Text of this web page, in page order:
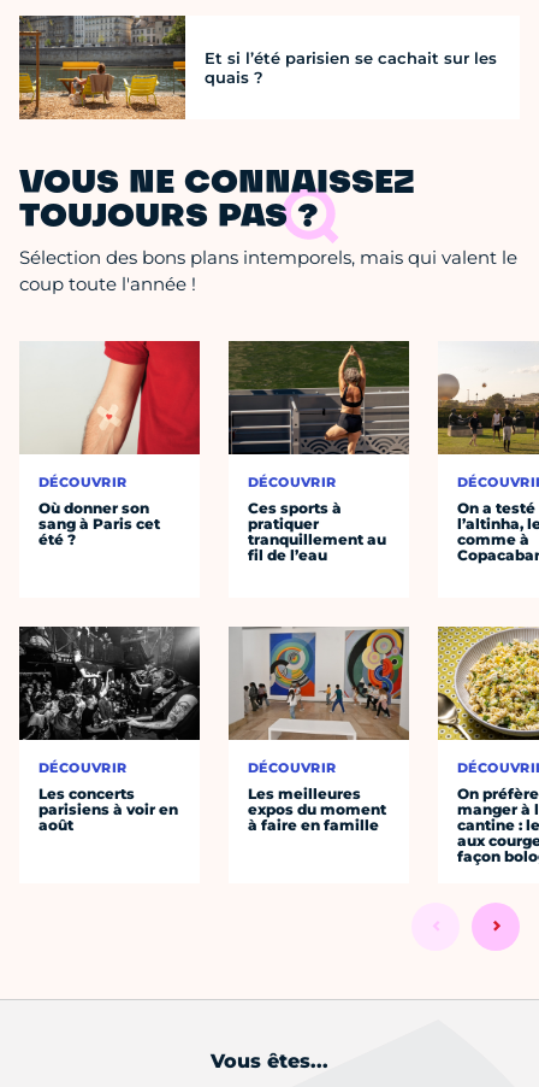
Et si l’été parisien se cachait sur les
quais ?
VOUS NE CONNAISSEZ
TOUJOURS PAS ?
Sélection des bons plans intemporels, mais qui valent le
coup toute l'année !
DÉCOUVRIR
Où donner son
sang à Paris cet
été ?
DÉCOUVRIR
Les concerts
parisiens à voir en
août
DÉCOUVRIR
Ces sports à
pratiquer
tranquillement au
fil de l’eau
DÉCOUVRIR
Les meilleures
expos du moment
à faire en famille
On a testé
l’altinha,
comme à
On préfère
manger à
cantine :
aux
façon
Vous êtes...